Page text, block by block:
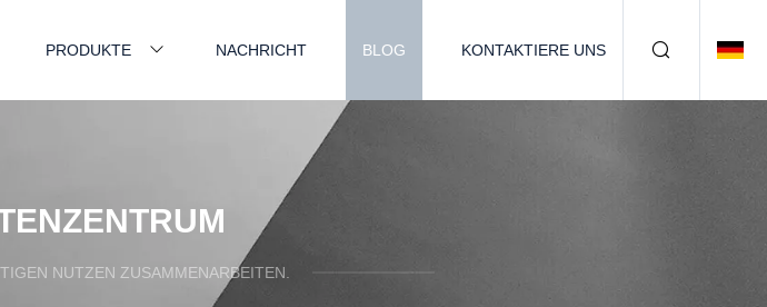
PRODUKTE NACHRICHT BLOG KONTAKTIERE UNS
NUTZEN ZUSAMMENARBEITEN.